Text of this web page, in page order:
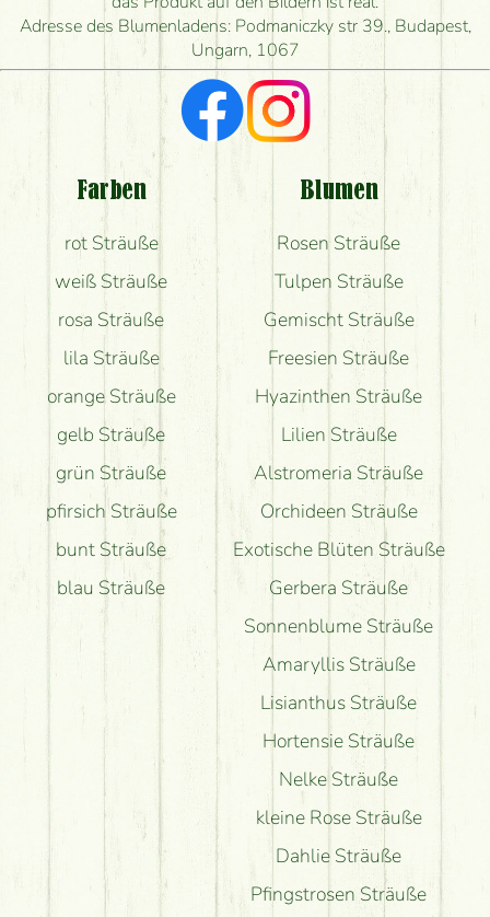
herstellen und wann können Sie ihn frühestens
liefern?
Ich suche rote Rosen, hast du welche?
Welche Rückmeldungen bekomme ich zum
Blumenversand?
Bekomme ich wirklich, was auf dem Bild zu sehen
Adresse des Blumenladens: Podmaniczky str 39., Budapest,
Ungarn, 1067
Farben
rot Sträuße
weiß Sträuße
rosa Sträuße
lila Sträuße
orange Sträuße
gelb Sträuße
grün Sträuße
pfirsich Sträuße
bunt Sträuße
blau Sträuße
Blumen
Rosen Sträuße
Tulpen Sträuße
Gemischt Sträuße
Freesien Sträuße
Hyazinthen Sträuße
Lilien Sträuße
Alstromeria Sträuße
Orchideen Sträuße
Exotische Blüten Sträuße
Gerbera Sträuße
Sonnenblume Sträuße
Amaryllis Sträuße
Lisianthus Sträuße
Hortensie Sträuße
Nelke Sträuße
kleine Rose Sträuße
Dahlie Sträuße
Pfingstrosen Sträuße